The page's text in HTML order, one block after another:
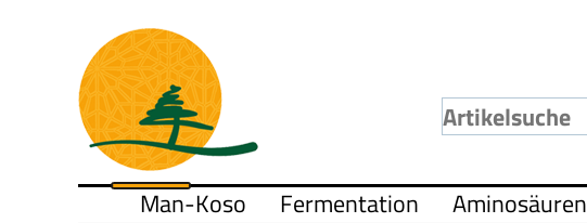
Man-Koso Fermentation Aminosäuren